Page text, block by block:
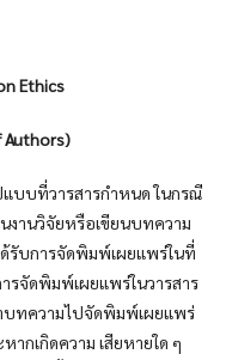
Ethics
บที่วารสารกำหนด ในกรณี
านวิจัยหรือเขียนบทความ
ด้รับการจัดพิมพ์เผยแพร่ในที่
จัดพิมพ์เผยแพร่ในวารสาร
บทความไปจัดพิมพ์เผยแพร่
กเกิดความ เสียหายใด ๆ